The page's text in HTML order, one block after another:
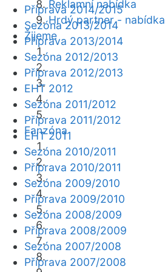
Reklamní nabídka
Hrdý partner - nabídka
Žijeme
Fanzóna
Příprava 2014/2015
Sezóna 2013/2014
Příprava 2013/2014
Sezóna 2012/2013
Příprava 2012/2013
EHT 2012
Sezóna 2011/2012
Příprava 2011/2012
EHT 2011
Sezóna 2010/2011
Příprava 2010/2011
Sezóna 2009/2010
Příprava 2009/2010
Sezóna 2008/2009
Příprava 2008/2009
Sezóna 2007/2008
Příprava 2007/2008